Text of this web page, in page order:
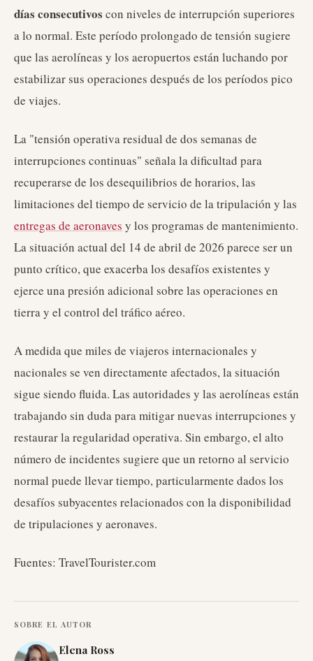
días consecutivos con niveles de interrupción superiores
a lo normal. Este período prolongado de tensión sugiere
que las aerolíneas y los aeropuertos están luchando por
estabilizar sus operaciones después de los períodos pico
de viajes.
La "tensión operativa residual de dos semanas de
interrupciones continuas" señala la dificultad para
recuperarse de los desequilibrios de horarios, las
limitaciones del tiempo de servicio de la tripulación y las
entregas de aeronaves y los programas de mantenimiento.
La situación actual del 14 de abril de 2026 parece ser un
punto crítico, que exacerba los desafíos existentes y
ejerce una presión adicional sobre las operaciones en
tierra y el control del tráfico aéreo.
A medida que miles de viajeros internacionales y
nacionales se ven directamente afectados, la situación
sigue siendo fluida. Las autoridades y las aerolíneas están
trabajando sin duda para mitigar nuevas interrupciones y
restaurar la regularidad operativa. Sin embargo, el alto
número de incidentes sugiere que un retorno al servicio
normal puede llevar tiempo, particularmente dados los
desafíos subyacentes relacionados con la disponibilidad
de tripulaciones y aeronaves.
Fuentes: TravelTourister.com
SOBRE EL AUTOR
Elena Ross